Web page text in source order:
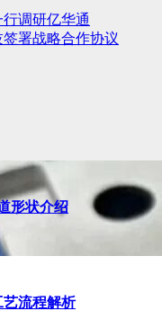
调研亿华通
署战略合作协议
形状介绍
流程解析